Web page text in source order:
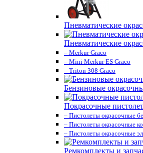
Пневматические
Пневматические
– Merkur Graco
– Mini Merkur ES Graco
– Triton 308 Graco
Бензиновые
Покрасочные
– Пистолеты окрасочные
– Пистолеты окрасочные
– Пистолеты окрасочные
Ремкомплекты и